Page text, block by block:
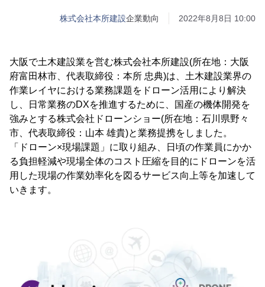
株式会社本所建設企業動向 2022年8月8日 10:00
大阪で土木建設業を営む株式会社本所建設(所在地：大阪
府富田林市、代表取締役：本所 忠典)は、土木建設業界の
作業レイヤにおける業務課題をドローン活用により解決
し、日常業務のDXを推進するために、国産の機体開発を
強みとする株式会社ドローンショー(所在地：石川県野々
市、代表取締役：山本 雄貴)と業務提携をしました。
「ドローン×現場課題」に取り組み、日頃の作業員にかか
る負担軽減や現場全体のコスト圧縮を目的にドローンを活
用した現場の作業効率化を図るサービス向上等を加速して
いきます。